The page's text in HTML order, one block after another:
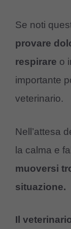
Se noti
provare
respirare o
importante
veterinario.
Nell’attesa
la calma e
muoversi
situazione.
Il